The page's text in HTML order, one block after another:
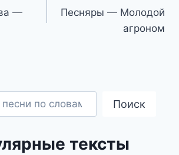
—
Песняры — Молодой
агроном
Поиск
тексты